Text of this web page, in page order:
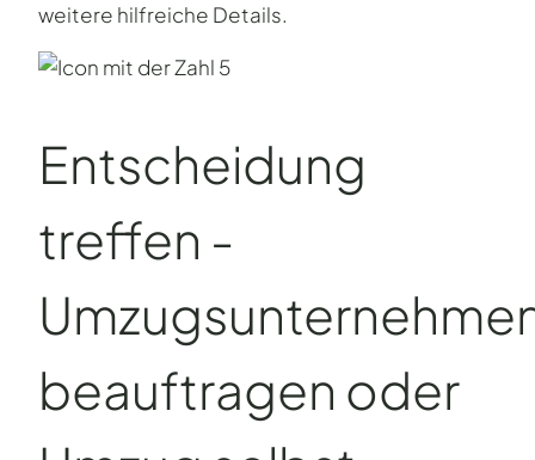
weitere hilfreiche Details.
Entscheidung
treffen -
beauftragen oder